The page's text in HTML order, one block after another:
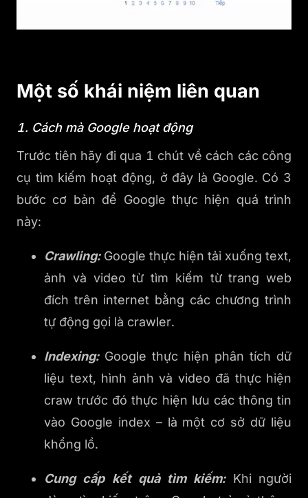
Một số khái niệm liên quan
1. Cách mà Google hoạt động
Trước tiên hãy đi qua 1 chút về cách các công
cụ tìm kiếm hoạt động, ở đây là Google. Có 3
bước cơ bản để Google thực hiện quá trình
này:
Crawling:Google thực hiện tải xuống text,
ảnh và video từ tìm kiếm từ trang web
đích trên internet bằng các chương trình
tự động gọi là crawler.
Indexing:Google thực hiện phân tích dữ
liệu text, hình ảnh và video đã thực hiện
craw trước đó thực hiện lưu các thông tin
vào Google index – là một cơ sở dữ liệu
khổng lồ.
Cung cấp kết quả tìm kiếm:Khi người